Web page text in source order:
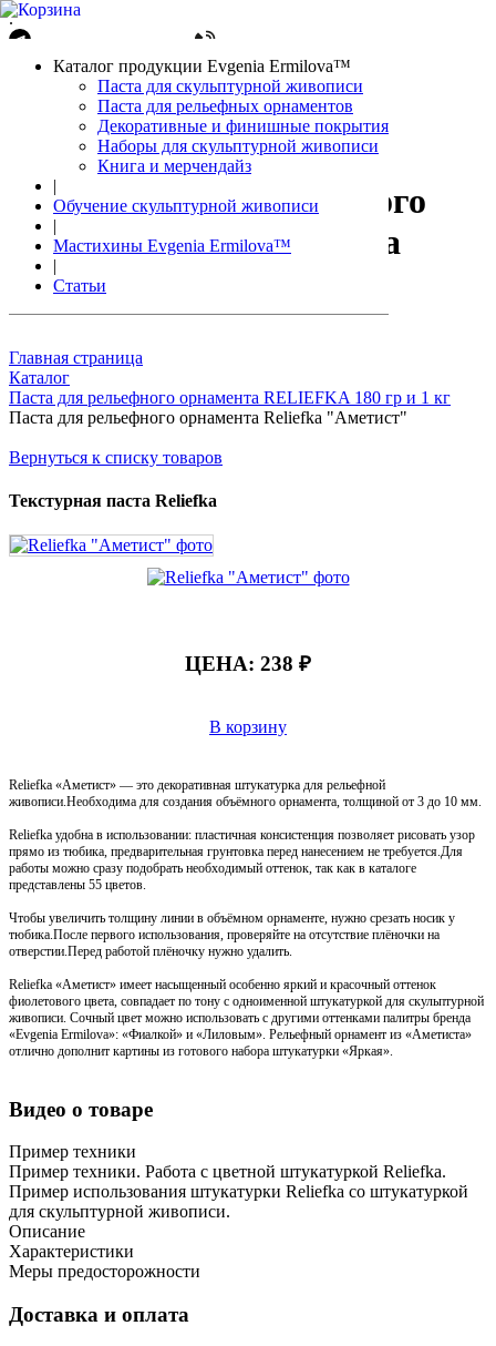
.
Авторизация
0 позиций
Каталог продукции Evgenia Ermilova™
Паста для скульптурной живописи
Паста для рельефных орнаментов
Декоративные и финишные покрытия
Наборы для скульптурной живописи
Книга и мерчендайз
|
Обучение скульптурной живописи
|
Мастихины Evgenia Ermilova™
|
Статьи
Паста для рельефного
орнамента Reliefka
Главная страница
Каталог
Паста для рельефного орнамента RELIEFKA 180 гр и 1 кг
Паста для рельефного орнамента Reliefka "Аметист"
Вернуться к списку товаров
Текстурная паста Reliefka
ЦЕНА: 238 ₽
В корзину
Reliefka «Аметист» — это декоративная штукатурка для рельефной
живописи.Необходима для создания объёмного орнамента, толщиной от 3 до 10 мм.
Reliefka удобна в использовании: пластичная консистенция позволяет рисовать узор
прямо из тюбика, предварительная грунтовка перед нанесением не требуется.Для
работы можно сразу подобрать необходимый оттенок, так как в каталоге
представлены 55 цветов.
Чтобы увеличить толщину линии в объёмном орнаменте, нужно срезать носик у
тюбика.После первого использования, проверяйте на отсутствие плёночки на
отверстии.Перед работой плёночку нужно удалить.
Reliefka «Аметист» имеет насыщенный особенно яркий и красочный оттенок
фиолетового цвета, совпадает по тону с одноименной штукатуркой для скульптурной
живописи. Сочный цвет можно использовать с другими оттенками палитры бренда
«Evgenia Ermilova»: «Фиалкой» и «Лиловым». Рельефный орнамент из «Аметиста»
отлично дополнит картины из готового набора штукатурки «Яркая».
Видео о товаре
Пример техники
Пример техники. Работа с цветной штукатуркой Reliefka.
Пример использования штукатурки Reliefka со штукатуркой
для скульптурной живописи.
Описание
Характеристики
Меры предосторожности
Доставка и оплата